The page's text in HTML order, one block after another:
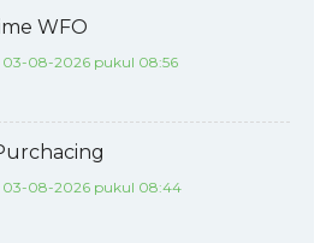
WFO
03-08-2026 pukul 08:56
03-08-2026 pukul 08:44